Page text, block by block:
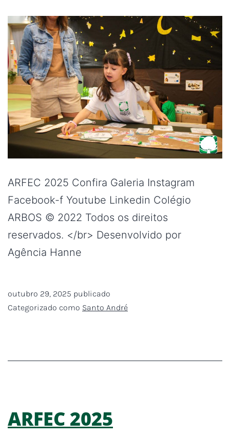
ARFEC 2025 Confira Galeria Instagram
Facebook-f Youtube Linkedin Colégio
ARBOS © 2022 Todos os direitos
reservados. </br> Desenvolvido por
Agência Hanne
outubro 29, 2025 publicado
Categorizado como Santo André
ARFEC 2025